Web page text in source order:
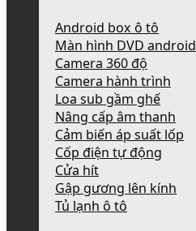
Android box ô tô
Màn hình DVD android
Camera 360 độ
Camera hành trình
Loa sub gầm ghế
Nâng cấp âm thanh
Cảm biến áp suất lốp
Cốp điện tự động
Cửa hít
Gập gương lên kính
Tủ lạnh ô tô